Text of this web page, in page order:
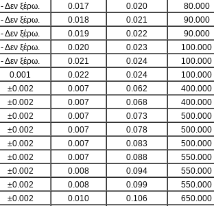
- Δεν ξέρω. 0.017 0.020 80.000
- Δεν ξέρω. 0.018 0.021 90.000
- Δεν ξέρω. 0.019 0.022 90.000
- Δεν ξέρω. 0.020 0.023 100.000
- Δεν ξέρω. 0.021 0.024 100.000
0.001 0.022 0.024 100.000
±0.002 0.007 0.062 400.000
±0.002 0.007 0.068 400.000
±0.002 0.007 0.073 500.000
±0.002 0.007 0.078 500.000
±0.002 0.007 0.083 500.000
±0.002 0.007 0.088 550.000
±0.002 0.008 0.094 550.000
±0.002 0.008 0.099 550.000
±0.002 0.010 0.106 650.000